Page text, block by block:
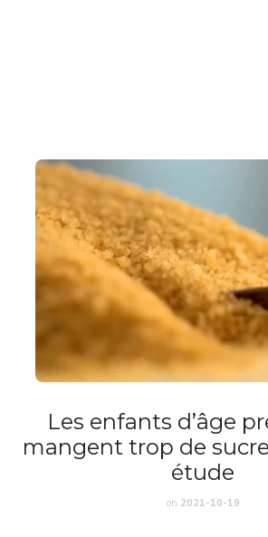
Les enfants d’âge
mangent trop de
étude
on 2021-10-19